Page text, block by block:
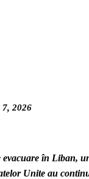
2026
în Liban,
Unite au